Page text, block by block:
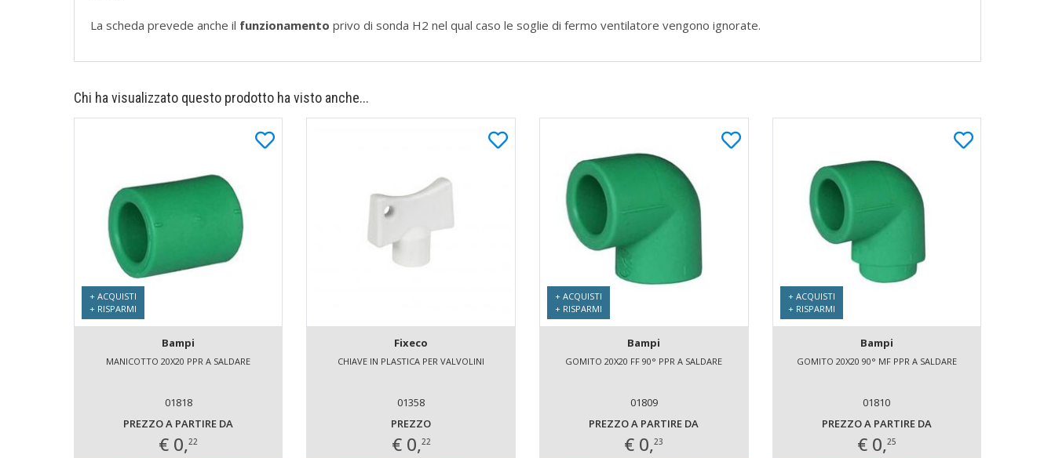
La scheda prevede anche il funzionamento privo di sonda H2 nel qual caso le soglie di fermo ventilatore vengono ignorate.
Chi ha visualizzato questo prodotto ha visto anche...
+ ACQUISTI
+ RISPARMI
Bampi
MANICOTTO 20X20 PPR A SALDARE
01818
PREZZO A PARTIRE DA
€ 0,22
Fixeco
CHIAVE IN PLASTICA PER VALVOLINI
01358
PREZZO
€ 0,22
+ ACQUISTI
+ RISPARMI
Bampi
GOMITO 20X20 FF 90° PPR A SALDARE
01809
PREZZO A PARTIRE DA
€ 0,23
+ ACQUISTI
+ RISPARMI
Bampi
GOMITO 20X20 90° MF PPR A SALDARE
01810
PREZZO A PARTIRE DA
€ 0,25